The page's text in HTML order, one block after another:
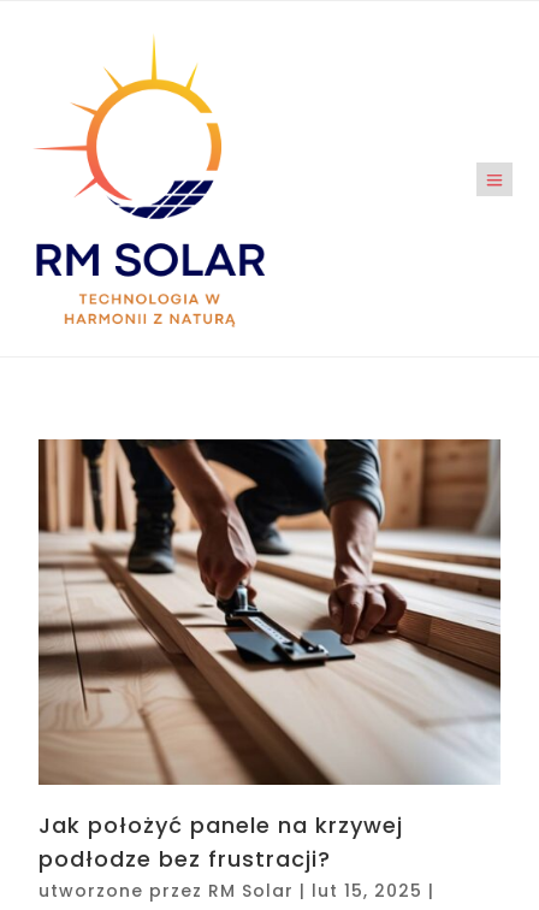
Jak położyć panele na krzywej
podłodze bez frustracji?
utworzone przez RM Solar | lut 15, 2025 |